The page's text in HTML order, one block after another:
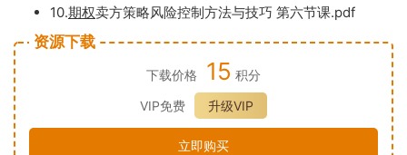
10.期权卖方策略风险控制方法与技巧 第六节课.pdf
资源下载
下载价格 15 积分
VIP免费
升级VIP
立即购买